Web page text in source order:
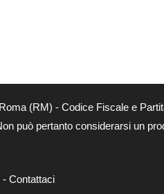
(RM) - Codice Fiscale e
può pertanto considerarsi un
- Contattaci